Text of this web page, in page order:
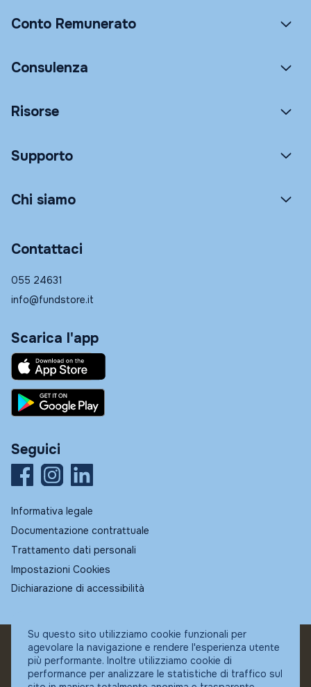
Conto Remunerato
Consulenza
Risorse
Supporto
Chi siamo
Contattaci
055 24631
info@fundstore.it
Scarica l'app
Seguici
Informativa legale
Documentazione contrattuale
Trattamento dati personali
Impostazioni Cookies
Dichiarazione di accessibilità
© Fundstore
Collocatore autorizzato:
Banca Ifigest SpA
Su questo sito utilizziamo cookie funzionali per
agevolare la navigazione e rendere l'esperienza utente
più performante. Inoltre utilizziamo cookie di
performance per analizzare le statistiche di traffico sul